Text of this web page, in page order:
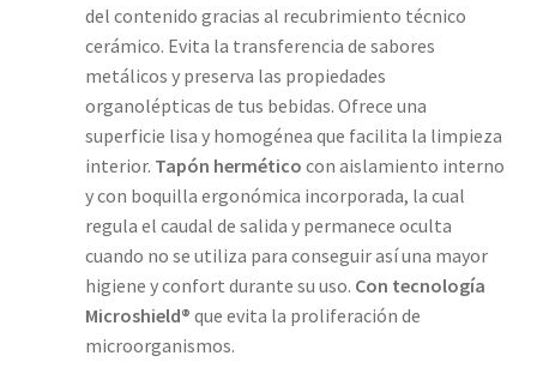
del contenido gracias al recubrimiento técnico
cerámico. Evita la transferencia de sabores
metálicos y preserva las propiedades
organolépticas de tus bebidas. Ofrece una
superficie lisa y homogénea que facilita la limpieza
interior. Tapón hermético con aislamiento interno
y con boquilla ergonómica incorporada, la cual
regula el caudal de salida y permanece oculta
cuando no se utiliza para conseguir así una mayor
higiene y confort durante su uso. Con tecnología
Microshield® que evita la proliferación de
microorganismos.